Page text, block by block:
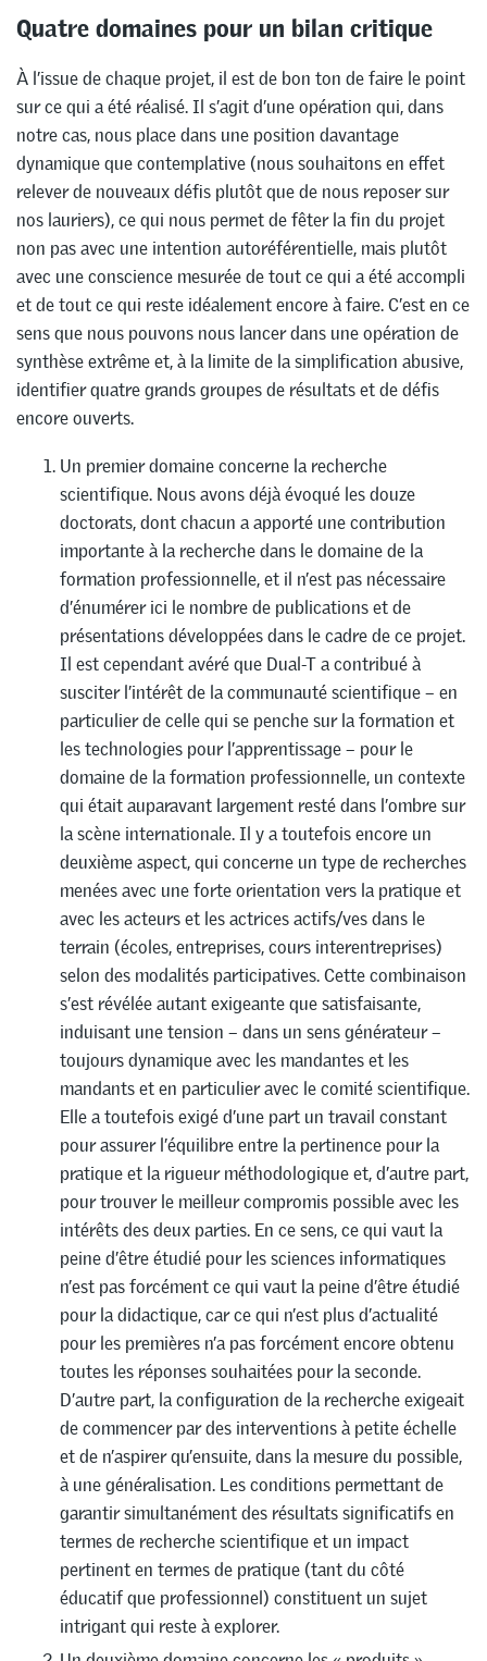
Quatre domaines pour un bilan critique
À l’issue de chaque projet, il est de bon ton de faire le point
sur ce qui a été réalisé. Il s’agit d’une opération qui, dans
notre cas, nous place dans une position davantage
dynamique que contemplative (nous souhaitons en effet
relever de nouveaux défis plutôt que de nous reposer sur
nos lauriers), ce qui nous permet de fêter la fin du projet
non pas avec une intention autoréférentielle, mais plutôt
avec une conscience mesurée de tout ce qui a été accompli
et de tout ce qui reste idéalement encore à faire. C’est en ce
sens que nous pouvons nous lancer dans une opération de
synthèse extrême et, à la limite de la simplification abusive,
identifier quatre grands groupes de résultats et de défis
encore ouverts.
Un premier domaine concerne la recherche
scientifique. Nous avons déjà évoqué les douze
doctorats, dont chacun a apporté une contribution
importante à la recherche dans le domaine de la
formation professionnelle, et il n’est pas nécessaire
d’énumérer ici le nombre de publications et de
présentations développées dans le cadre de ce projet.
Il est cependant avéré que Dual-T a contribué à
susciter l’intérêt de la communauté scientifique – en
particulier de celle qui se penche sur la formation et
les technologies pour l’apprentissage – pour le
domaine de la formation professionnelle, un contexte
qui était auparavant largement resté dans l’ombre sur
la scène internationale. Il y a toutefois encore un
deuxième aspect, qui concerne un type de recherches
menées avec une forte orientation vers la pratique et
avec les acteurs et les actrices actifs/ves dans le
terrain (écoles, entreprises, cours interentreprises)
selon des modalités participatives. Cette combinaison
s’est révélée autant exigeante que satisfaisante,
induisant une tension – dans un sens générateur –
toujours dynamique avec les mandantes et les
mandants et en particulier avec le comité scientifique.
Elle a toutefois exigé d’une part un travail constant
pour assurer l’équilibre entre la pertinence pour la
pratique et la rigueur méthodologique et, d’autre part,
pour trouver le meilleur compromis possible avec les
intérêts des deux parties. En ce sens, ce qui vaut la
peine d’être étudié pour les sciences informatiques
n’est pas forcément ce qui vaut la peine d’être étudié
pour la didactique, car ce qui n’est plus d’actualité
pour les premières n’a pas forcément encore obtenu
toutes les réponses souhaitées pour la seconde.
D’autre part, la configuration de la recherche exigeait
de commencer par des interventions à petite échelle
et de n’aspirer qu’ensuite, dans la mesure du possible,
à une généralisation. Les conditions permettant de
garantir simultanément des résultats significatifs en
termes de recherche scientifique et un impact
pertinent en termes de pratique (tant du côté
éducatif que professionnel) constituent un sujet
intrigant qui reste à explorer.